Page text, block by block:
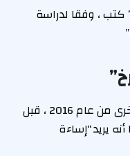
كتب ، وفقا لدراسة
وقال ممثلو الادعاء إنه في رسالة أخرى من عام 2016 ، قبل
يريد “إساءة